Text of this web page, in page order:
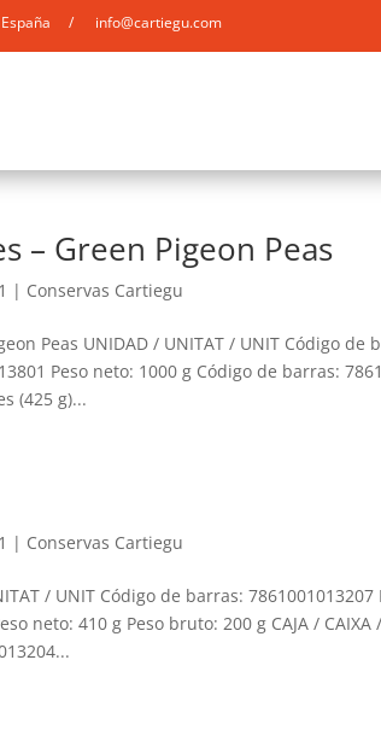
España / info@cartiegu.com
– Green Pigeon Peas
| Conservas Cartiegu
Peas UNIDAD / UNITAT / UNIT Código de
Peso neto: 1000 g Código de barras:
(425 g)...
| Conservas Cartiegu
/ UNIT Código de barras:
neto: 410 g Peso bruto: 200 g CAJA /